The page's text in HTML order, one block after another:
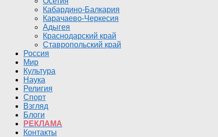
Кабардино-Балкария
Карачаево-Черкесия
Адыгея
Краснодарский край
Ставропольский край
Россия
Мир
Культура
Наука
Религия
Спорт
Взгляд
Блоги
РЕКЛАМА
Контакты